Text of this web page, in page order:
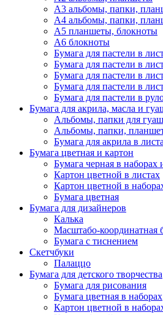
А3 альбомы, папки,
А4 альбомы, папки,
А5 планшеты, блокноты
А6 блокноты
Бумага для пастели в
Бумага для пастели в
Бумага для пастели в
Бумага для пастели в
Бумага для пастели в
Бумага для акрила, масла и
Альбомы, папки для
Альбомы, папки,
Бумага для акрила в
Бумага цветная и картон
Бумага черная в наборах
Картон цветной в листах
Картон цветной в
Бумага цветная
Бумага для дизайнеров
Калька
Масштабо-координатная
Бумага с тиснением
Скетчбуки
Палаццо
Бумага для детского творчества
Бумага для рисования
Бумага цветная в наборах
Картон цветной в